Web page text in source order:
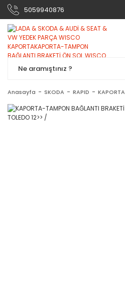
5059940876
Anasayfa SKODA RAPID KAPORTA